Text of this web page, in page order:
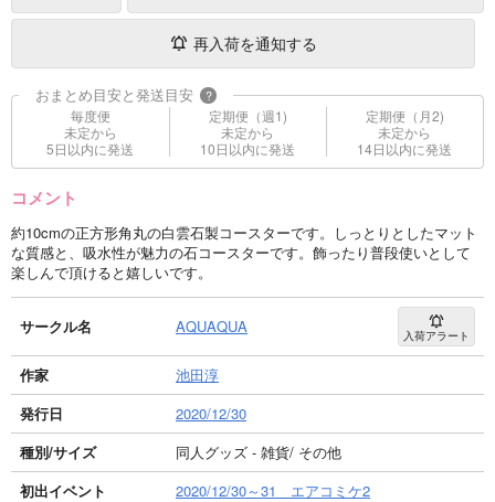
再入荷を通知する
おまとめ目安と発送目安 ?
毎度便
未定から
5日以内に発送
定期便（週1)
未定から
10日以内に発送
定期便（月2)
未定から
14日以内に発送
コメント
約10cmの正方形角丸の白雲石製コースターです。しっとりとしたマット
な質感と、吸水性が魅力の石コースターです。飾ったり普段使いとして
楽しんで頂けると嬉しいです。
サークル名 AQUAQUA 入荷アラート
作家
池田淳
発行日
2020/12/30
種別/サイズ
同人グッズ - 雑貨/ その他
初出イベント
2020/12/30～31 エアコミケ2